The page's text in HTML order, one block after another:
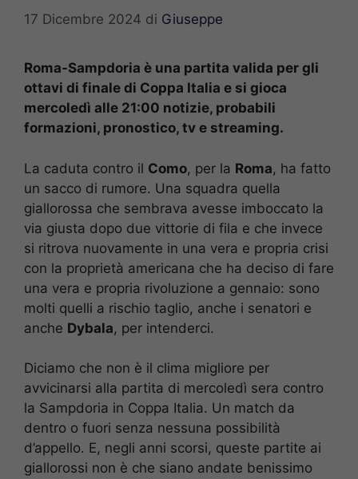
17 Dicembre 2024 di Giuseppe
Roma-Sampdoria è una partita valida per gli
ottavi di finale di Coppa Italia e si gioca
mercoledì alle 21:00 notizie, probabili
formazioni, pronostico, tv e streaming.
La caduta contro il Como, per la Roma, ha fatto
un sacco di rumore. Una squadra quella
giallorossa che sembrava avesse imboccato la
via giusta dopo due vittorie di fila e che invece
si ritrova nuovamente in una vera e propria crisi
con la proprietà americana che ha deciso di fare
una vera e propria rivoluzione a gennaio: sono
molti quelli a rischio taglio, anche i senatori e
anche Dybala, per intenderci.
Diciamo che non è il clima migliore per
avvicinarsi alla partita di mercoledì sera contro
la Sampdoria in Coppa Italia. Un match da
dentro o fuori senza nessuna possibilità
d’appello. E, negli anni scorsi, queste partite ai
giallorossi non è che siano andate benissimo